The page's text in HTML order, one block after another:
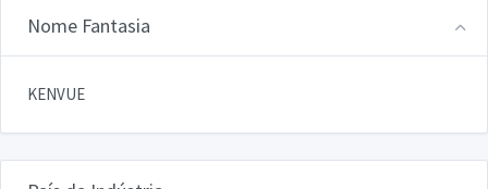
Nome Fantasia
KENVUE